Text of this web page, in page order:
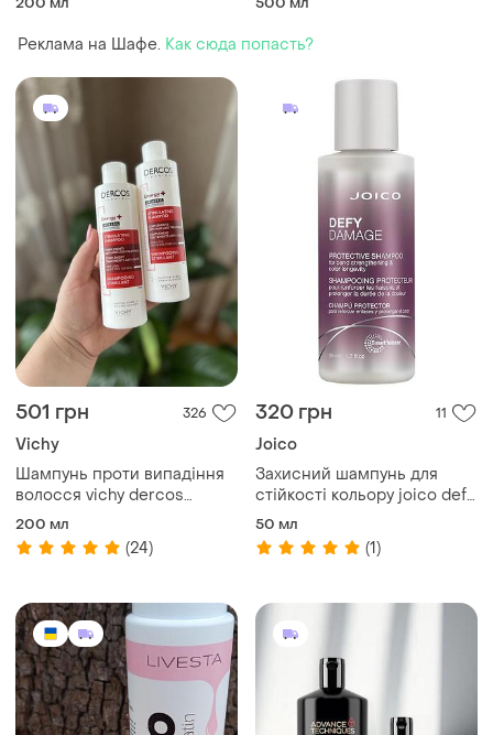
Реклама на Шафе. Как сюда попасть?
501 грн 326
Vichy
Шампунь проти випадіння
волосся vichy dercos
energy+ stimulating
shampoo
200 мл
(24)
320 грн 11
Joico
Захисний шампунь для
стійкості кольору joico defy
damage protective shampoo
50 ml
50 мл
(1)